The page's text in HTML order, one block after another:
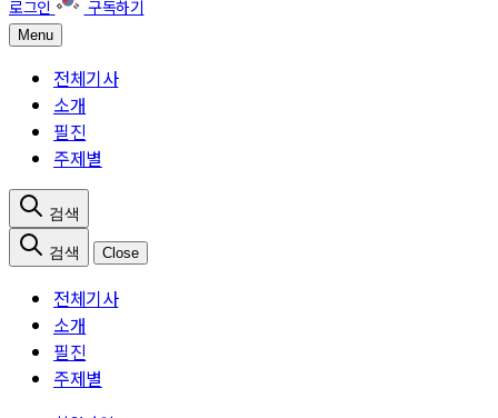
Menu
전체기사
소개
필진
주제별
Close
전체기사
소개
필진
주제별